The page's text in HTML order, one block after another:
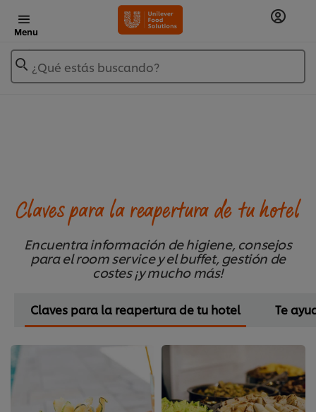
Menu
¿Qué estás buscando?
Claves para la reapertura de tu hotel
Encuentra información de higiene, consejos
para el room service y el buffet, gestión de
costes ¡y mucho más!
Claves para la reapertura de tu hotel Te